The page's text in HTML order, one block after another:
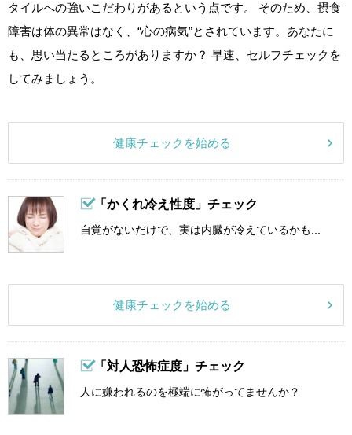
タイルへの強いこだわりがあるという点です。 そのため、摂食
障害は体の異常はなく、“心の病気”とされています。あなたに
も、思い当たるところがありますか？ 早速、セルフチェックを
してみましょう。
健康チェックを始める
「かくれ冷え性度」チェック
自覚がないだけで、実は内臓が冷えているかも...
健康チェックを始める
「対人恐怖症度」チェック
人に嫌われるのを極端に怖がってませんか？